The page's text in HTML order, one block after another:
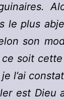
le plus
son
soit
l’ai
est Dieu